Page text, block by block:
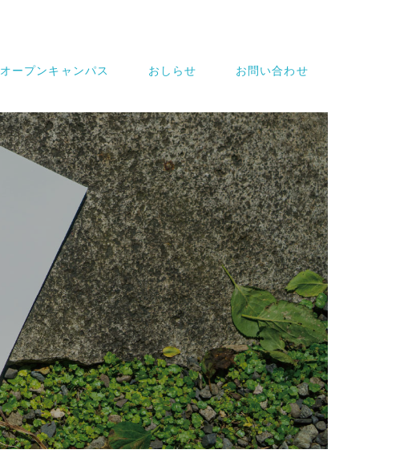
オープンキャンパス おしらせ お問い合わせ